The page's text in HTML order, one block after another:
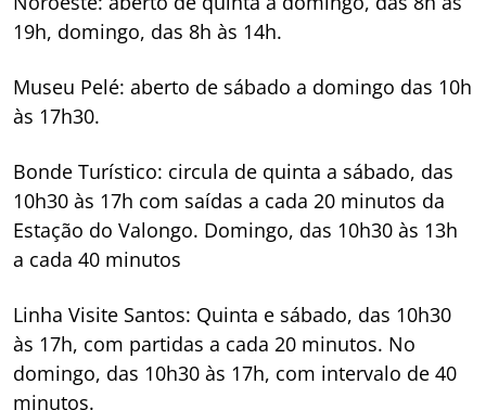
19h, domingo, das 8h às 14h.
Museu Pelé: aberto de sábado a domingo das 10h
às 17h30.
Bonde Turístico: circula de quinta a sábado, das
10h30 às 17h com saídas a cada 20 minutos da
Estação do Valongo. Domingo, das 10h30 às 13h
a cada 40 minutos
Linha Visite Santos: Quinta e sábado, das 10h30
às 17h, com partidas a cada 20 minutos. No
domingo, das 10h30 às 17h, com intervalo de 40
minutos.